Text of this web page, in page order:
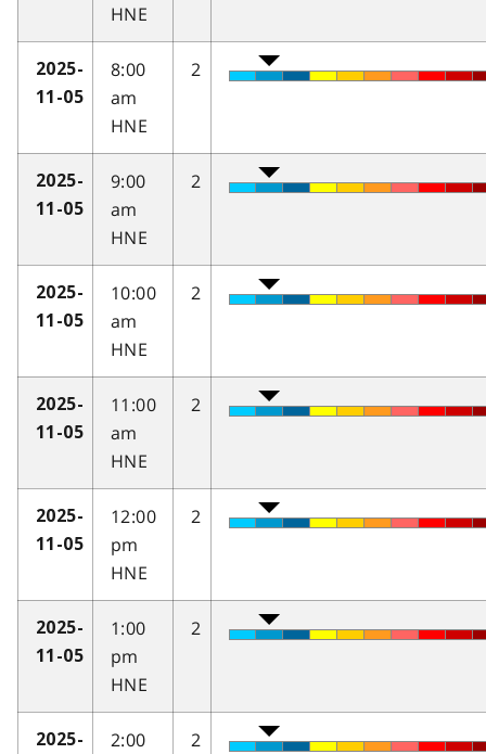
HNE
2025-
11-05
8:00
am
HNE
2
2025-
11-05
9:00
am
HNE
2
2025-
11-05
10:00
am
HNE
2
2025-
11-05
11:00
am
HNE
2
2025-
11-05
12:00
pm
HNE
2
2025-
11-05
1:00
pm
HNE
2
2025-
2:00
2